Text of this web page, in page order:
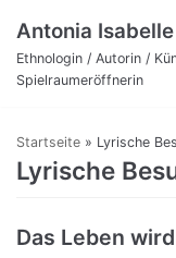
Zum
Inhalt
Antonia
Ethnologin / Autorin /
Spielraumeröffnerin
Startseite » Lyrische
Lyrische
Das Leben